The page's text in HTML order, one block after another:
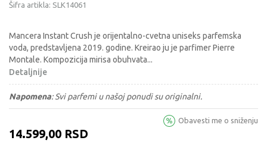
Šifra artikla: SLK14061
Mancera Instant Crush je orijentalno-cvetna uniseks parfemska
voda, predstavljena 2019. godine. Kreirao ju je parfimer Pierre
Montale. Kompozicija mirisa obuhvata...
Detaljnije
Napomena:Svi parfemi u našoj ponudi su originalni.
14.599,00 RSD
Obavesti me o sniženju